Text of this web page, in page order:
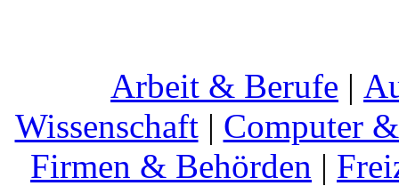
Arbeit & Berufe |
Wissenschaft| Computer
Firmen & Behörden |